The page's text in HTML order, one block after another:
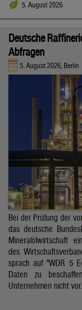
5. August 2026
Deutsche
Abfragen
5. August 2026, Berlin
Bei der Prüfung der
das deutsche
Mineralölwirtschaft
des
sprach auf "WDR 5
Daten zu
Unternehmen nicht vor.